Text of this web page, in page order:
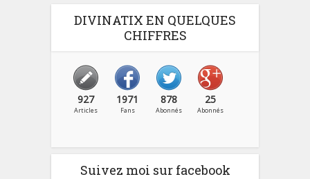
DIVINATIX EN QUELQUES
CHIFFRES
927
Articles
1971
Fans
878
Abonnés
25
Abonnés
Suivez moi sur facebook